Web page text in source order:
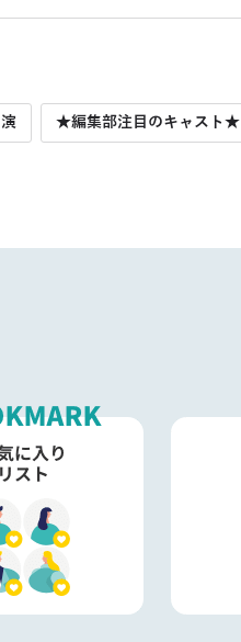
★編集部注目のキャスト★